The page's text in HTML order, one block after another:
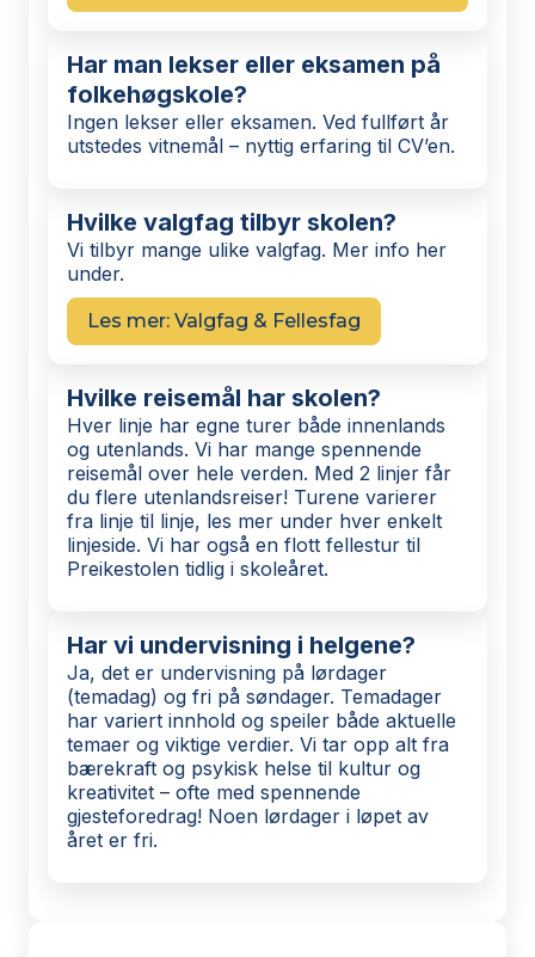
Har man lekser eller eksamen på
folkehøgskole?
Ingen lekser eller eksamen. Ved fullført år
utstedes vitnemål – nyttig erfaring til CV’en.
Hvilke valgfag tilbyr skolen?
Vi tilbyr mange ulike valgfag. Mer info her
under.
Les mer: Valgfag & Fellesfag
Hvilke reisemål har skolen?
Hver linje har egne turer både innenlands
og utenlands. Vi har mange spennende
reisemål over hele verden. Med 2 linjer får
du flere utenlandsreiser! Turene varierer
fra linje til linje, les mer under hver enkelt
linjeside. Vi har også en flott fellestur til
Preikestolen tidlig i skoleåret.
Har vi undervisning i helgene?
Ja, det er undervisning på lørdager
(temadag) og fri på søndager. Temadager
har variert innhold og speiler både aktuelle
temaer og viktige verdier. Vi tar opp alt fra
bærekraft og psykisk helse til kultur og
kreativitet – ofte med spennende
gjesteforedrag! Noen lørdager i løpet av
året er fri.